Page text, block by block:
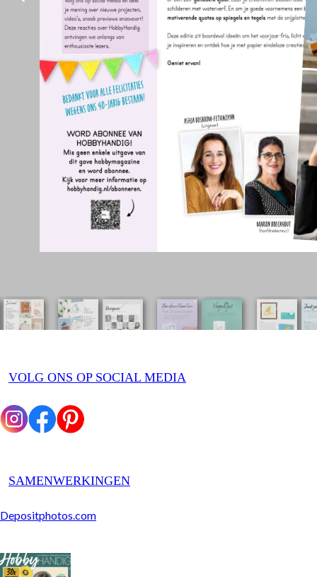
VOLG ONS OP SOCIAL MEDIA
SAMENWERKINGEN
Depositphotos.com
ARCHIEF